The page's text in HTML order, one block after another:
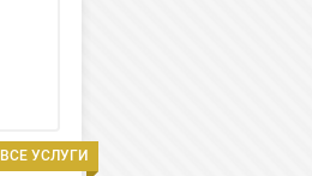
ВСЕ УСЛУГИ